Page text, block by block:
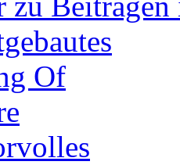
Of